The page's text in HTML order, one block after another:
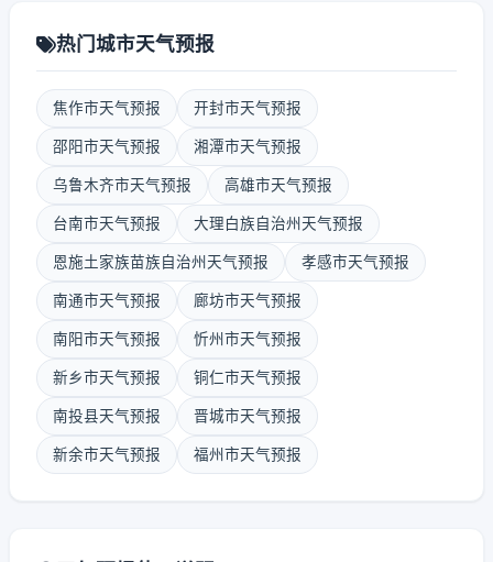
热门城市天气预报
焦作市天气预报 开封市天气预报
邵阳市天气预报 湘潭市天气预报
乌鲁木齐市天气预报 高雄市天气预报
台南市天气预报 大理白族自治州天气预报
恩施土家族苗族自治州天气预报 孝感市天气预报
南通市天气预报 廊坊市天气预报
南阳市天气预报 忻州市天气预报
新乡市天气预报 铜仁市天气预报
南投县天气预报 晋城市天气预报
新余市天气预报 福州市天气预报